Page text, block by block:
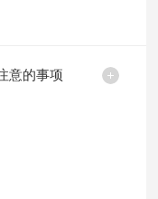
意的事项